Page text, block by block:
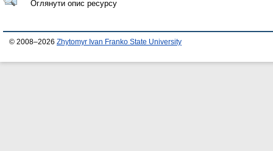
Оглянути опис ресурсу
© 2008–2026 Zhytomyr Ivan Franko State University